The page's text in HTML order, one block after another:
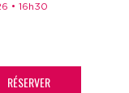
• 16h30
RÉSERVER